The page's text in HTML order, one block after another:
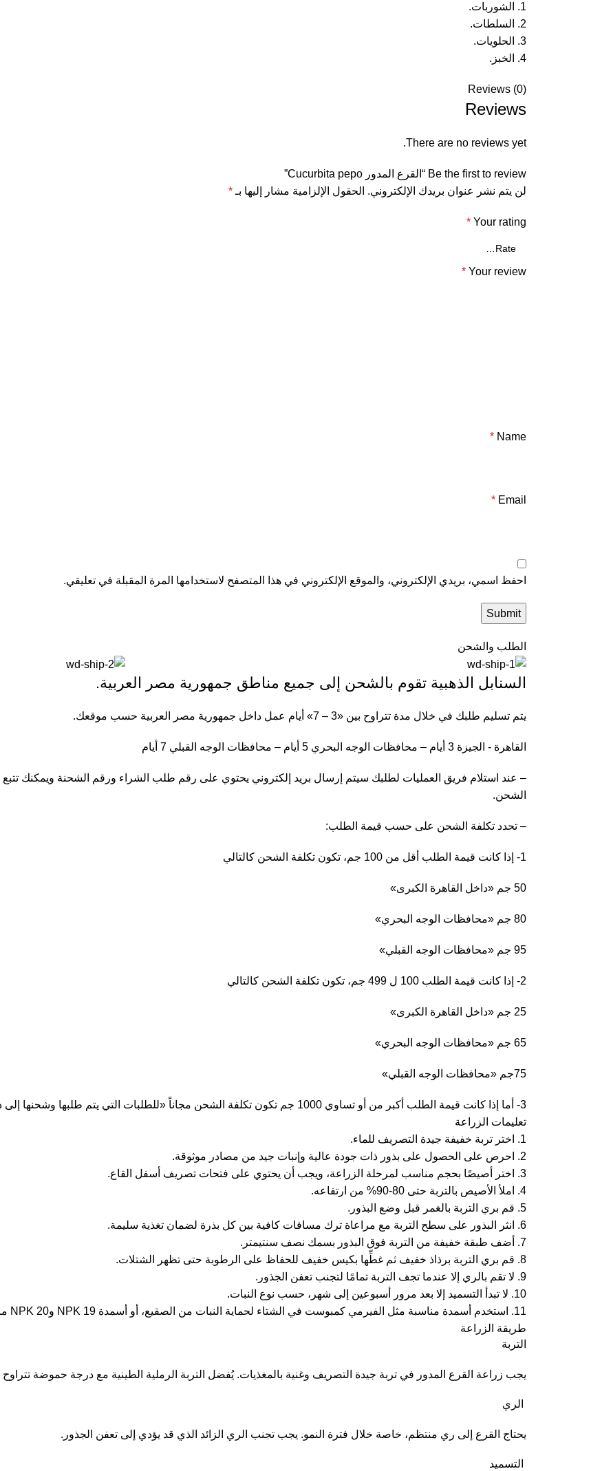
1. الشوربات.
2. السلطات.
3. الحلويات.
4. الخبز.
Reviews (0)
Reviews
There are no reviews yet.
Be the first to review “القرع المدور Cucurbita pepo”
لن يتم نشر عنوان بريدك الإلكتروني. الحقول الإلزامية مشار إليها بـ*
Your rating
*
Your review
*
Name
*
Email
*
احفظ اسمي، بريدي الإلكتروني، والموقع الإلكتروني في هذا المتصفح لاستخدامها المرة المقبلة في تعليقي.
الطلب والشحن
السنابل الذهبية تقوم بالشحن إلى جميع مناطق جمهورية مصر العربية.
يتم تسليم طلبك في خلال مدة تتراوح بين «3 – 7» أيام عمل داخل جمهورية مصر العربية حسب موقعك.
القاهرة - الجيزة 3 أيام – محافظات الوجه البحري 5 أيام – محافظات الوجه القبلي 7 أيام
– عند استلام فريق العمليات لطلبك سيتم إرسال بريد إلكتروني يحتوي على رقم طلب الشراء ورقم الشحنة ويمكنك
الشحن.
– تحدد تكلفة الشحن على حسب قيمة الطلب:
1- إذا كانت قيمة الطلب أقل من 100 جم، تكون تكلفة الشحن كالتالي
50 جم «داخل القاهرة الكبرى»
80 جم «محافظات الوجه البحري»
95 جم «محافظات الوجه القبلي»
2- إذا كانت قيمة الطلب 100 ل 499 جم، تكون تكلفة الشحن كالتالي
25 جم «داخل القاهرة الكبرى»
65 جم «محافظات الوجه البحري»
75جم «محافظات الوجه القبلي»
3- أما إذا كانت قيمة الطلب أكبر من أو تساوي 1000 جم تكون تكلفة الشحن مجاناً «للطلبات التي يتم طلبها وشحنها إلى داخل جمهورية مصر العربية».
تعليمات الزراعة
1. اختر تربة خفيفة جيدة التصريف للماء.
2. احرص على الحصول على بذور ذات جودة عالية وإنبات جيد من مصادر موثوقة.
3. اختر أصيصًا بحجم مناسب لمرحلة الزراعة، ويجب أن يحتوي على فتحات تصريف أسفل القاع.
4. املأ الأصيص بالتربة حتى 80-90% من ارتفاعه.
5. قم بري التربة بالغمر قبل وضع البذور.
6. انثر البذور على سطح التربة مع مراعاة ترك مسافات كافية بين كل بذرة لضمان تغذية سليمة.
7. أضف طبقة خفيفة من التربة فوق البذور بسمك نصف سنتيمتر.
8. قم بري التربة برذاذ خفيف ثم غطِّها بكيس خفيف للحفاظ على الرطوبة حتى تظهر الشتلات.
9. لا تقم بالري إلا عندما تجف التربة تمامًا لتجنب تعفن الجذور.
10. لا تبدأ التسميد إلا بعد مرور أسبوعين إلى شهر، حسب نوع النبات.
11. استخدم أسمدة مناسبة مثل الفيرمي كمبوست في الشتاء لحماية النبات من الصقيع، أو أسمدة NPK 19 وNPK 20 مرة واحدة شهريًا.
طريقة الزراعة
التربة
يجب زراعة القرع المدور في تربة جيدة التصريف وغنية بالمغذيات. يُفضل التربة الرملية الطينية مع درجة حموضة تتراوح بين 6.0
الري
يحتاج القرع إلى ري منتظم، خاصة خلال فترة النمو. يجب تجنب الري الزائد الذي قد يؤدي إلى تعفن الجذور.
التسميد